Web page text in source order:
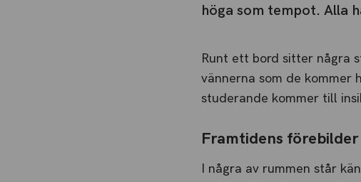
höga som tempot. Alla
Runt ett bord sitter några
vännerna som de kommer
studerande kommer till
Framtidens förebilder
I några av rummen står